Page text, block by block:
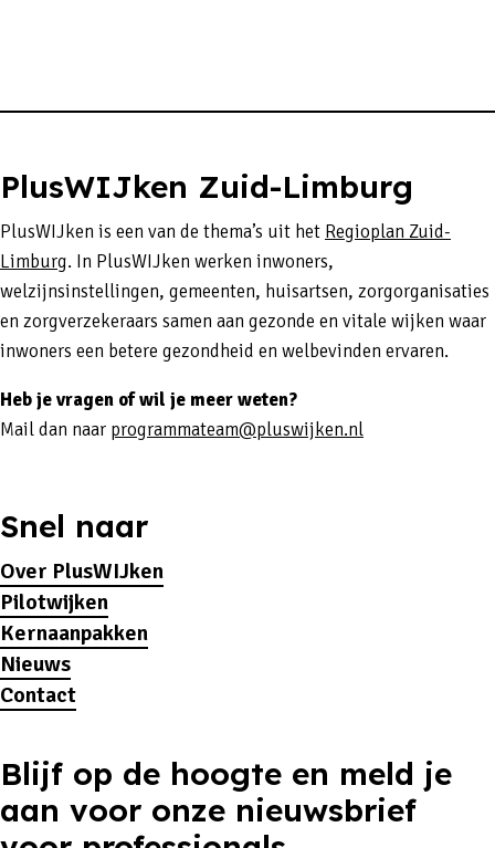
PlusWIJken Zuid-Limburg
PlusWIJken is een van de thema’s uit het Regioplan Zuid-
Limburg. In PlusWIJken werken inwoners,
welzijnsinstellingen, gemeenten, huisartsen, zorgorganisaties
en zorgverzekeraars samen aan gezonde en vitale wijken waar
inwoners een betere gezondheid en welbevinden ervaren.
Heb je vragen of wil je meer weten?
Mail dan naar programmateam@pluswijken.nl
Snel naar
Over PlusWIJken
Pilotwijken
Kernaanpakken
Nieuws
Contact
Blijf op de hoogte en meld je
aan voor onze nieuwsbrief